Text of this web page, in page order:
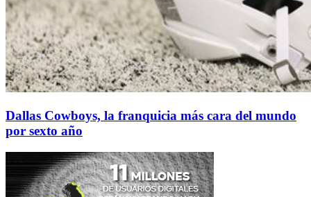
Dallas Cowboys, la franquicia más cara del mundo
por sexto año